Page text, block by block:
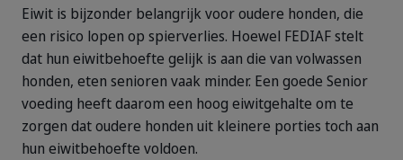
Eiwit is bijzonder belangrijk voor oudere honden, die
een risico lopen op spierverlies. Hoewel FEDIAF stelt
dat hun eiwitbehoefte gelijk is aan die van volwassen
honden, eten senioren vaak minder. Een goede Senior
voeding heeft daarom een hoog eiwitgehalte om te
zorgen dat oudere honden uit kleinere porties toch aan
hun eiwitbehoefte voldoen.